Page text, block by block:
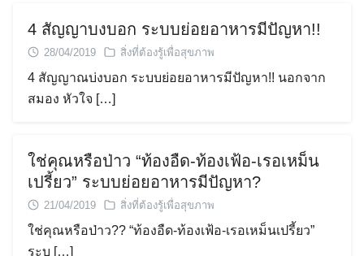
4 สัญญาบงบอก ระบบย่อยอาหารมีปัญหา!!
28/04/2019 สิ่งที่ต้องรู้เพื่อสุขภาพ
4 สัญญาณบ่งบอก ระบบย่อยอาหารมีปัญหา!! นอกจาก
สมอง หัวใจ […]
ใช่คุณหรือป่าว “ท้องอืด-ท้องเฟ้อ-เรอเหม็น
เปรี้ยว” ระบบย่อยอาหารมีปัญหา?
21/04/2019 สิ่งที่ต้องรู้เพื่อสุขภาพ
ใช่คุณหรือป่าว?? “ท้องอืด-ท้องเฟ้อ-เรอเหม็นเปรี้ยว”
ระบ […]